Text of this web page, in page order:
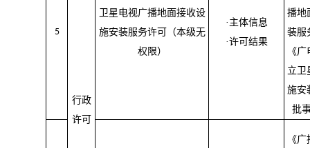
5
行政
许可
卫星电视广播地面接收设
施安装服务许可（本级无
权限）
·主体信息
·许可结果
播地
装服
《
立卫
施安
批
《